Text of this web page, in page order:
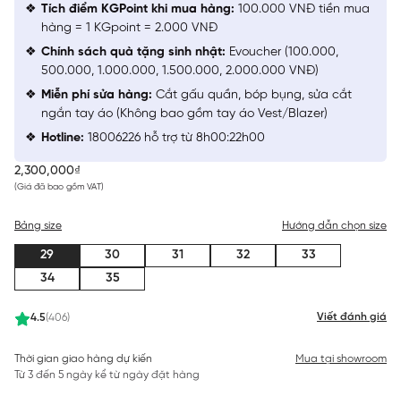
2,300,000₫
(Giá đã bao gồm VAT)
4.5(406) Viết đánh giá
Bảng size Hướng dẫn chọn size
29 30 31 32
33
34
35
Thời gian giao hàng dự kiến
Từ 3 đến 5 ngày kể từ ngày đặt hàng
Mua tại showroom
Tích điểm KGPoint khi mua hàng: 100.000 VNĐ tiền mua
hàng = 1 KGpoint = 2.000 VNĐ
Chính sách quà tặng sinh nhật: Evoucher (100.000,
500.000, 1.000.000, 1.500.000, 2.000.000 VNĐ)
Miễn phí sửa hàng: Cắt gấu quần, bóp bụng, sửa cắt
ngắn tay áo (Không bao gồm tay áo Vest/Blazer)
Hotline: 18006226 hỗ trợ từ 8h00:22h00